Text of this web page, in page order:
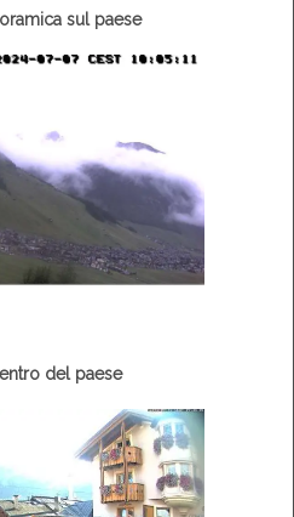
sul paese
del paese